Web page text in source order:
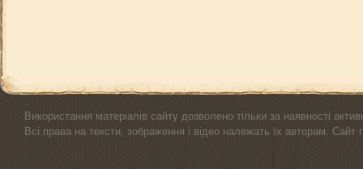
Використання матеріалів сайту дозволено тільки за наявності
Всі права на тексти, зображення і відео належать їх авторам.